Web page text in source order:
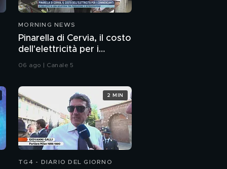
MORNING NEWS
Pinarella di Cervia, il costo
dell'elettricità per i
commercianti
06 ago | Canale 5
TG4 - DIARIO DEL GIORNO
2 MIN